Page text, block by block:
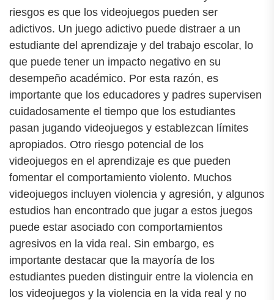
riesgos es que los videojuegos pueden ser
adictivos. Un juego adictivo puede distraer a un
estudiante del aprendizaje y del trabajo escolar, lo
que puede tener un impacto negativo en su
desempeño académico. Por esta razón, es
importante que los educadores y padres supervisen
cuidadosamente el tiempo que los estudiantes
pasan jugando videojuegos y establezcan límites
apropiados. Otro riesgo potencial de los
videojuegos en el aprendizaje es que pueden
fomentar el comportamiento violento. Muchos
videojuegos incluyen violencia y agresión, y algunos
estudios han encontrado que jugar a estos juegos
puede estar asociado con comportamientos
agresivos en la vida real. Sin embargo, es
importante destacar que la mayoría de los
estudiantes pueden distinguir entre la violencia en
los videojuegos y la violencia en la vida real y no